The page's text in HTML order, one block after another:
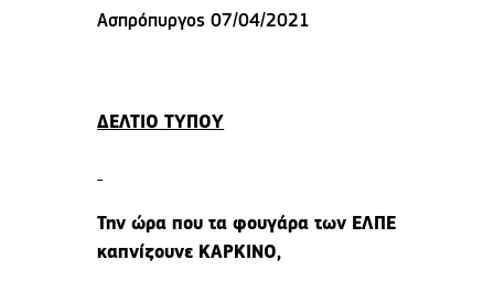
Ασπρόπυργος 07/04/2021
ΔΕΛΤΙΟ ΤΥΠΟΥ
Την ώρα που τα φουγάρα των ΕΛΠΕ
καπνίζουνε ΚΑΡΚΙΝΟ,